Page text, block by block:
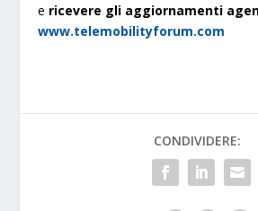
e ricevere gli aggiornamenti
www.telemobilityforum.com
CONDIVIDERE: